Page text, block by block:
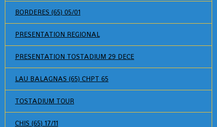
BORDERES (65) 05/01
PRESENTATION REGIONAL
PRESENTATION TOSTADIUM 29 DECE
LAU BALAGNAS (65) CHPT 65
TOSTADIUM TOUR
CHIS (65) 17/11